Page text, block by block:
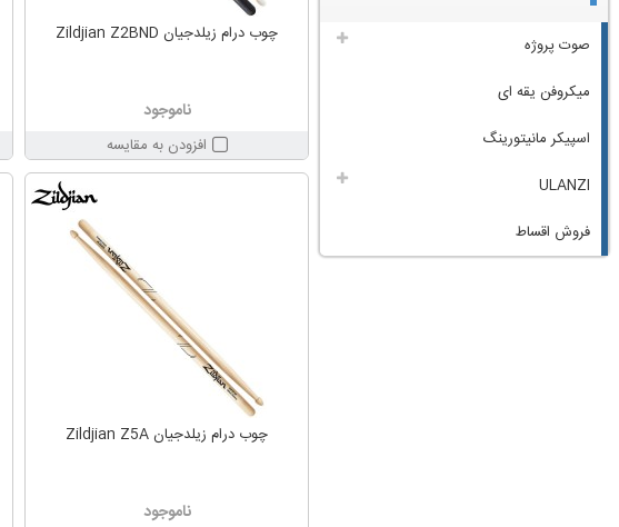
چوب درام زیلدجیان Zildjian Z2BND
ناموجود
افزودن به مقایسه
چوب درام زیلدجیان Zildjian Z5A
ناموجود
صوت پروژه
میکروفن یقه ای
اسپیکر مانیتورینگ
ULANZI
فروش اقساط